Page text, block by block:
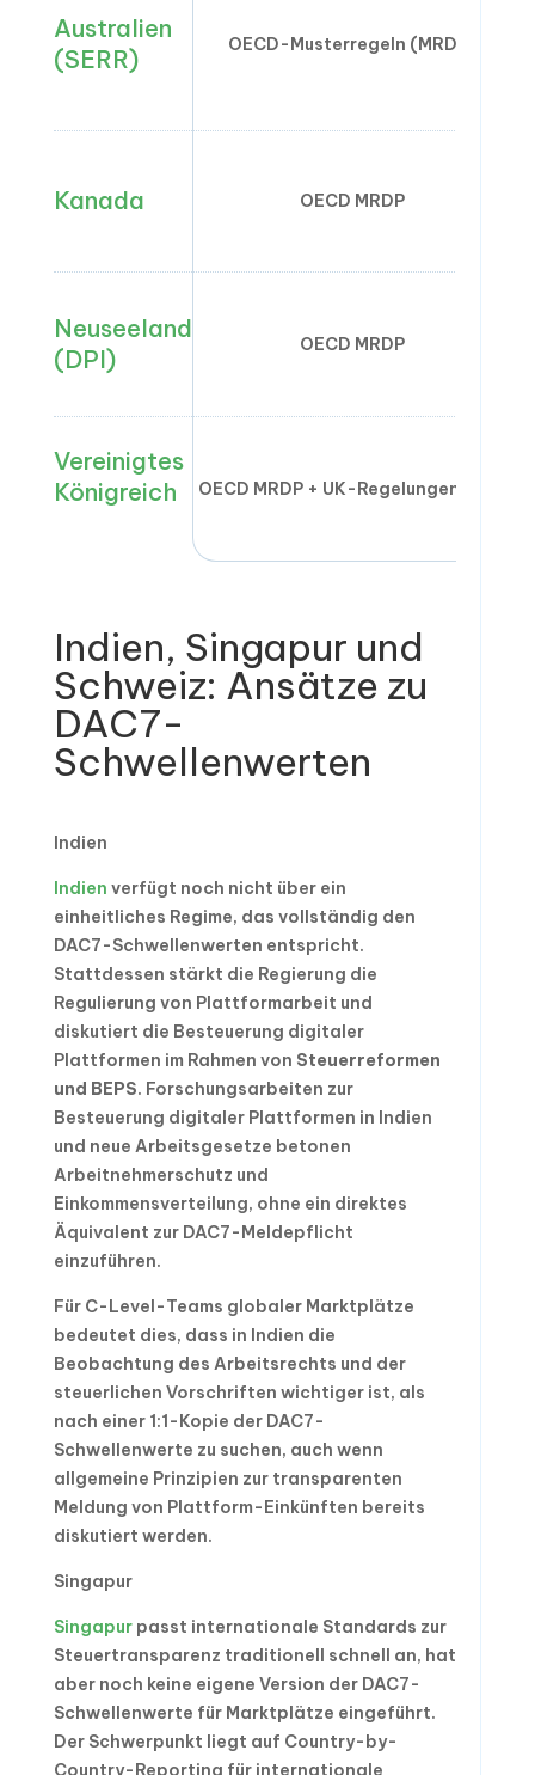
Australien
(SERR)
OECD-Musterregeln (MRDP)
Kanada OECD MRDP
Neuseeland
(DPI)
OECD MRDP
Vereinigtes
Königreich
OECD MRDP + UK-Regelungen 2023
Indien, Singapur und
Schweiz: Ansätze zu
DAC7-
Schwellenwerten
Indien
Indien verfügt noch nicht über ein
einheitliches Regime, das vollständig den
DAC7-Schwellenwerten entspricht.
Stattdessen stärkt die Regierung die
Regulierung von Plattformarbeit und
diskutiert die Besteuerung digitaler
Plattformen im Rahmen von Steuerreformen
und BEPS. Forschungsarbeiten zur
Besteuerung digitaler Plattformen in Indien
und neue Arbeitsgesetze betonen
Arbeitnehmerschutz und
Einkommensverteilung, ohne ein direktes
Äquivalent zur DAC7-Meldepflicht
einzuführen.
Für C-Level-Teams globaler Marktplätze
bedeutet dies, dass in Indien die
Beobachtung des Arbeitsrechts und der
steuerlichen Vorschriften wichtiger ist, als
nach einer 1:1-Kopie der DAC7-
Schwellenwerte zu suchen, auch wenn
allgemeine Prinzipien zur transparenten
Meldung von Plattform-Einkünften bereits
diskutiert werden.
Singapur
Singapurpasst internationale Standards zur
Steuertransparenz traditionell schnell an, hat
aber noch keine eigene Version der DAC7-
Schwellenwerte für Marktplätze eingeführt.
Der Schwerpunkt liegt auf Country-by-
Country-Reporting für internationale